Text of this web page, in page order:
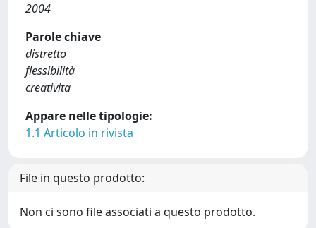
2004
Parole chiave
distretto
flessibilità
creativita
Appare nelle tipologie:
1.1 Articolo in rivista
File in questo prodotto:
Non ci sono file associati a questo prodotto.